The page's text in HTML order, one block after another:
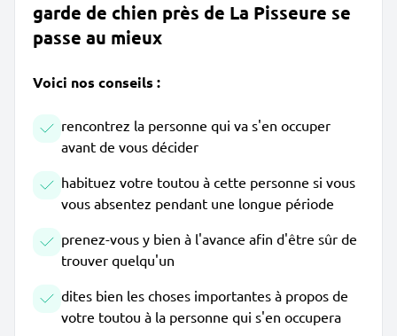
garde de chien près de La Pisseure se
passe au mieux
Voici nos conseils :
rencontrez la personne qui va s'en occuper
avant de vous décider
habituez votre toutou à cette personne si vous
vous absentez pendant une longue période
prenez-vous y bien à l'avance afin d'être sûr de
trouver quelqu'un
dites bien les choses importantes à propos de
votre toutou à la personne qui s'en occupera